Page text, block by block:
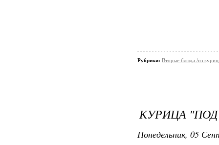
Рубрики: Вторые блюда /из
КУРИЦА
Понедельник, 05